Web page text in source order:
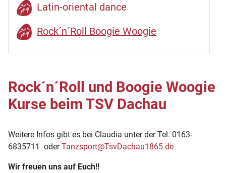
Latin-oriental dance
Rock´n´Roll Boogie Woogie
Rock´n´Roll und Boogie Woogie
Kurse beim TSV Dachau
Weitere Infos gibt es bei Claudia unter der Tel. 0163-
6835711 oderTanzsport@TsvDachau1865.de
Wir freuen uns auf Euch!!